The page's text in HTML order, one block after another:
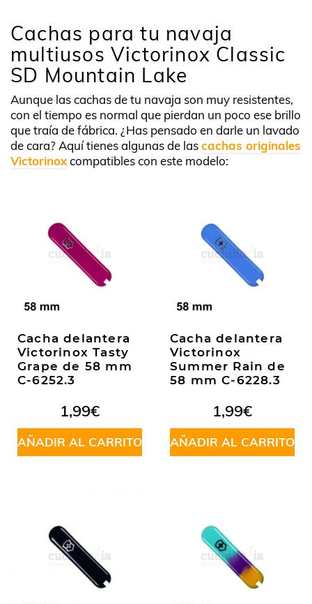
Cachas para tu navaja
multiusos Victorinox Classic
SD Mountain Lake
Aunque las cachas de tu navaja son muy resistentes,
con el tiempo es normal que pierdan un poco ese brillo
que traía de fábrica. ¿Has pensado en darle un lavado
de cara? Aquí tienes algunas de lascachas originales
Victorinoxcompatibles con este modelo:
Cacha delantera
Victorinox Tasty
Grape de 58 mm
C-6252.3
1,99€
AÑADIR AL CARRITO
Cacha delantera
Victorinox
Summer Rain de
58 mm C-6228.3
1,99€
AÑADIR AL CARRITO